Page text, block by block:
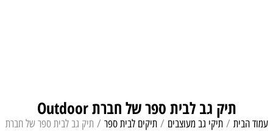
תיק גב לבית ספר של חברת Outdoor
עמוד הבית /תיקי גב מעוצבים /תיקים לבית ספר / תיק גב לבית ספר של חברת